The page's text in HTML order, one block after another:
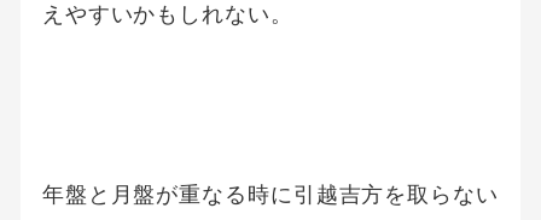
えやすいかもしれない。
年盤と月盤が重なる時に引越吉方を取らない